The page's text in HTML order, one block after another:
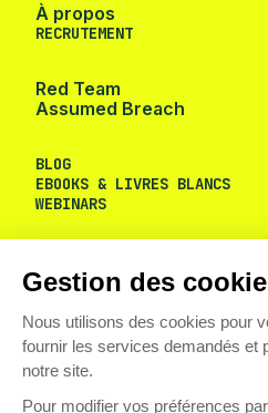
Gestion des cookies
fournir les services demandés et
notre site.
Pour modifier vos préférences
'Préférences de cookies' situé
À propos
RECRUTEMENT
Red Team
Assumed Breach
BLOG
EBOOKS & LIVRES BLANCS
WEBINARS